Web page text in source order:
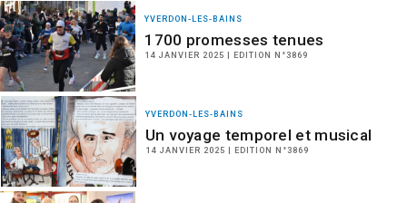
YVERDON-LES-BAINS
1700 promesses tenues
14 JANVIER 2025 | EDITION N°3869
YVERDON-LES-BAINS
Un voyage temporel et musical
14 JANVIER 2025 | EDITION N°3869